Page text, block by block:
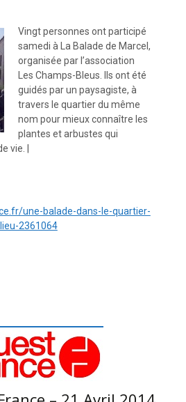
Vingt personnes ont participé
samedi à La Balade de Marcel,
organisée par l’association
Les Champs-Bleus. Ils ont été
guidés par un paysagiste, à
travers le quartier du même
nom pour mieux connaître les
plantes et arbustes qui
vie. |
une-balade-dans-le-quartier-
2361064